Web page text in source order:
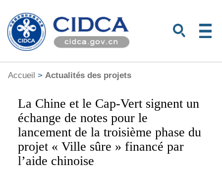
Accueil > Actualités des projets
La Chine et le Cap-Vert signent un
échange de notes pour le
lancement de la troisième phase du
projet « Ville sûre » financé par
l’aide chinoise